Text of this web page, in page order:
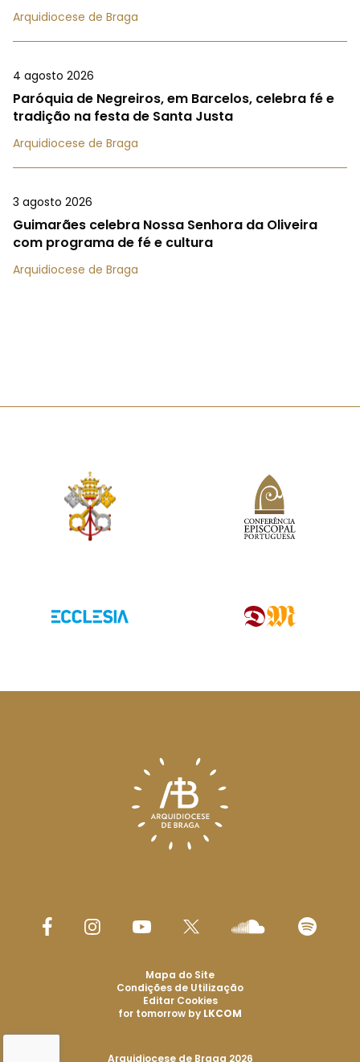
Arquidiocese de Braga
4 agosto 2026
Paróquia de Negreiros, em Barcelos, celebra fé e
tradição na festa de Santa Justa
Arquidiocese de Braga
3 agosto 2026
Guimarães celebra Nossa Senhora da Oliveira
com programa de fé e cultura
Arquidiocese de Braga
Arquidiocese de Braga 2026
Mapa do Site
Condições de Utilização
Editar Cookies
for tomorrow by LKCOM